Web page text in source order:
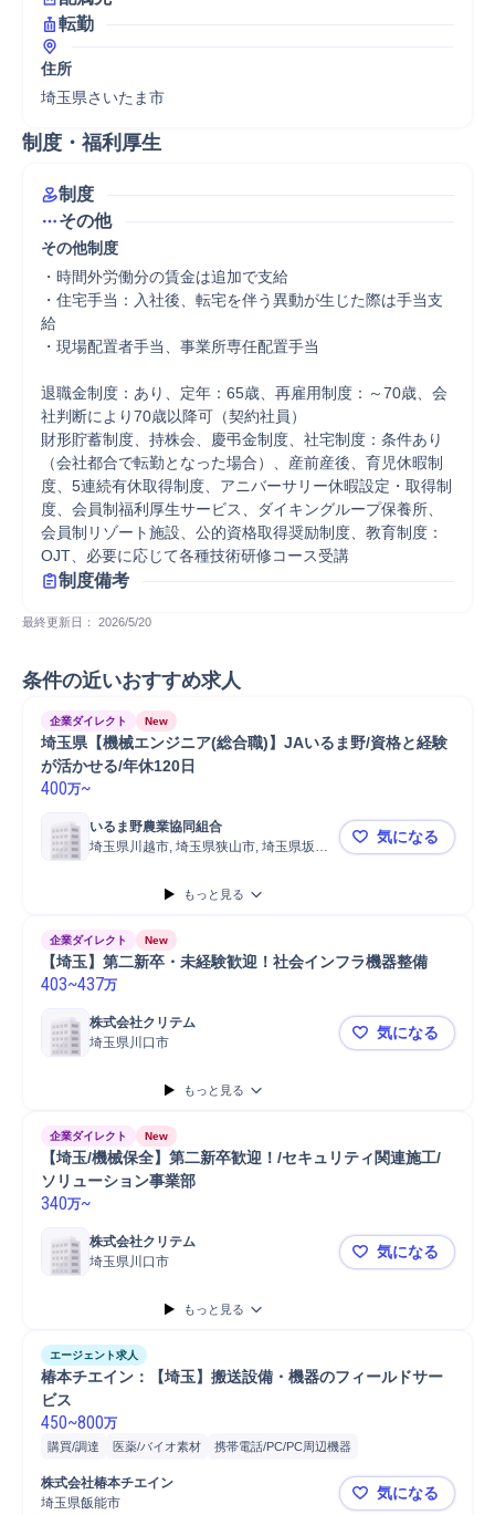
転勤
住所
埼玉県さいたま市
制度・福利厚生
制度
その他
その他制度
・時間外労働分の賃金は追加で支給
・住宅手当：入社後、転宅を伴う異動が生じた際は手当支
給
・現場配置者手当、事業所専任配置手当
退職金制度：あり、定年：65歳、再雇用制度：～70歳、会
社判断により70歳以降可（契約社員）
財形貯蓄制度、持株会、慶弔金制度、社宅制度：条件あり
（会社都合で転勤となった場合）、産前産後、育児休暇制
度、5連続有休取得制度、アニバーサリー休暇設定・取得制
度、会員制福利厚生サービス、ダイキングループ保養所、
会員制リゾート施設、公的資格取得奨励制度、教育制度：
OJT、必要に応じて各種技術研修コース受講
制度備考
最終更新日： 2026/5/20
条件の近いおすすめ求人
企業ダイレクト New
埼玉県【機械エンジニア(総合職)】JAいるま野/資格と経験
が活かせる/年休120日
400万~
いるま野農業協同組合
埼玉県川越市, 埼玉県狭山市, 埼玉県坂戸
埼玉県【機
気になる
もっと見る
企業ダイレクト New
【埼玉】第二新卒・未経験歓迎！社会インフラ機器整備
403~437万
株式会社クリテム
埼玉県川口市
【埼玉】第
気になる
もっと見る
企業ダイレクト New
【埼玉/機械保全】第二新卒歓迎！/セキュリティ関連施工/
ソリューション事業部
340万~
株式会社クリテム
埼玉県川口市
【埼玉/機械
気になる
もっと見る
エージェント求人
椿本チエイン：【埼玉】搬送設備・機器のフィールドサー
ビス
450~800万
購買/調達 医薬/バイオ素材
携帯電話/PC/PC周辺機器
自動車/輸送機器
発注
工程管理
株式会社椿本チエイン
埼玉県飯能市
椿本チエイ
気になる